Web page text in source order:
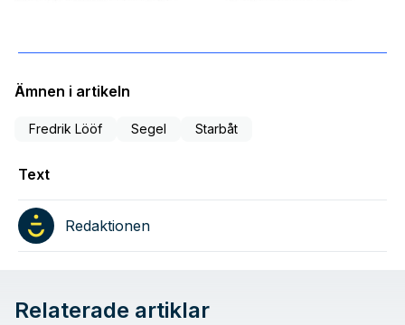
Ämnen i artikeln
Fredrik Lööf Segel Starbåt
Text
Redaktionen
Relaterade artiklar